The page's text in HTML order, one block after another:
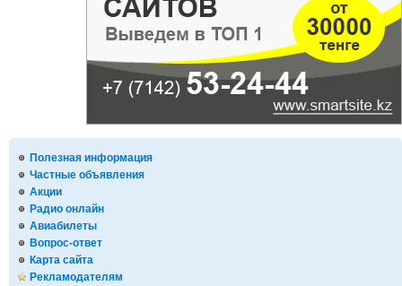
Полезная информация
Частные объявления
Акции
Радио онлайн
Авиабилеты
Вопрос-ответ
Карта сайта
Рекламодателям